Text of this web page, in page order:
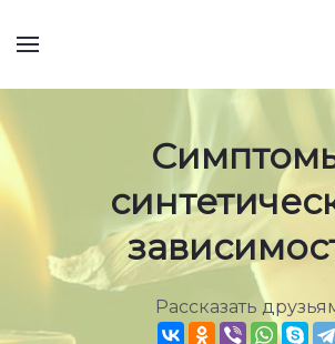
Рассказать